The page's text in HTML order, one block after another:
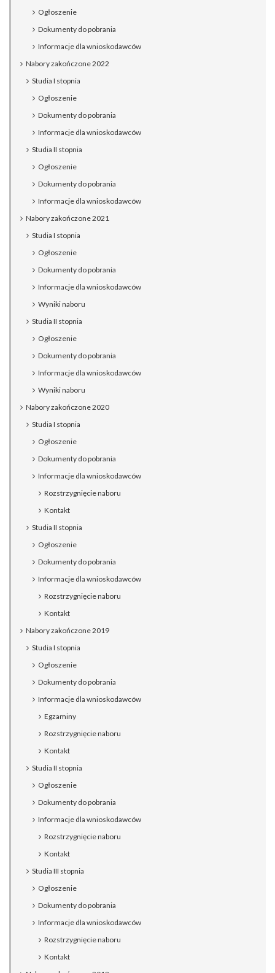
Ogłoszenie
Dokumenty do pobrania
Informacje dla wnioskodawców
Nabory zakończone 2022
Studia I stopnia
Ogłoszenie
Dokumenty do pobrania
Informacje dla wnioskodawców
Studia II stopnia
Ogłoszenie
Dokumenty do pobrania
Informacje dla wnioskodawców
Nabory zakończone 2021
Studia I stopnia
Ogłoszenie
Dokumenty do pobrania
Informacje dla wnioskodawców
Wyniki naboru
Studia II stopnia
Ogłoszenie
Dokumenty do pobrania
Informacje dla wnioskodawców
Wyniki naboru
Nabory zakończone 2020
Studia I stopnia
Ogłoszenie
Dokumenty do pobrania
Informacje dla wnioskodawców
Rozstrzygnięcie naboru
Kontakt
Studia II stopnia
Ogłoszenie
Dokumenty do pobrania
Informacje dla wnioskodawców
Rozstrzygnięcie naboru
Kontakt
Nabory zakończone 2019
Studia I stopnia
Ogłoszenie
Dokumenty do pobrania
Informacje dla wnioskodawców
Egzaminy
Rozstrzygnięcie naboru
Kontakt
Studia II stopnia
Ogłoszenie
Dokumenty do pobrania
Informacje dla wnioskodawców
Rozstrzygnięcie naboru
Kontakt
Studia III stopnia
Ogłoszenie
Dokumenty do pobrania
Informacje dla wnioskodawców
Rozstrzygnięcie naboru
Kontakt